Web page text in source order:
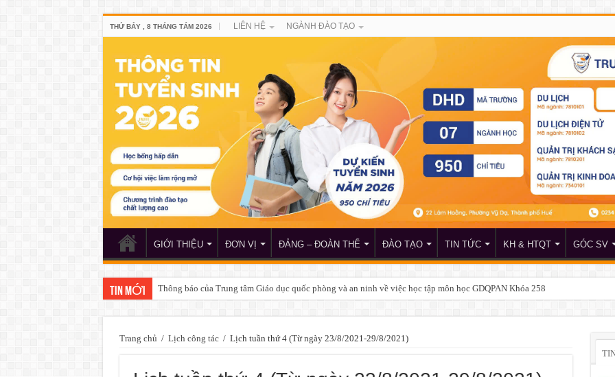
THỨ BẢY , 8 THÁNG TÁM 2026 LIÊN HỆ NGÀNH ĐÀO TẠO
GIỚI THIỆU ĐƠN VỊ ĐẢNG – ĐOÀN THỂ ĐÀO TẠO TIN TỨC KH & HTQT GÓC SV
TIN MỚI Thông báo của Trung tâm Giáo dục quốc phòng và an ninh về việc học tập môn học GDQPAN Khóa 258
Trang chủ / Lịch công tác / Lịch tuần thứ 4 (Từ ngày 23/8/2021-29/8/2021)